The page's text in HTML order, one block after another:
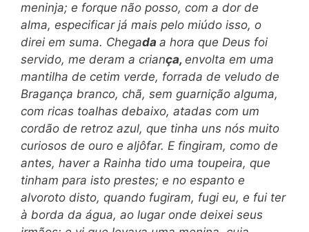
meninja; e forque não posso, com a dor de
alma, especificar já mais pelo miúdo isso, o
direi em suma. Chegada a hora que Deus foi
servido, me deram a criança, envolta em uma
mantilha de cetim verde, forrada de veludo de
Bragança branco, chã, sem guarnição alguma,
com ricas toalhas debaixo, atadas com um
cordão de retroz azul, que tinha uns nós muito
curiosos de ouro e aljôfar. E fingiram, como de
antes, haver a Rainha tido uma toupeira, que
tinham para isto prestes; e no espanto e
alvoroto disto, quando fugiram, fugi eu, e fui ter
à borda da água, ao lugar onde deixei seus